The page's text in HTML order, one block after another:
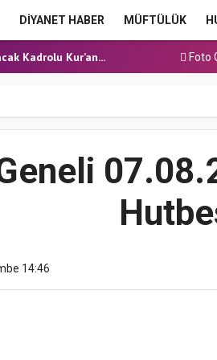
DİYANET HABER MÜFTÜLÜK
Hutbesi
Hutbesi
Kadrolu Kur’an...
(Sözlü) So...
Hutbesi
Hutbesi
Hutbesi
Foto
14:46